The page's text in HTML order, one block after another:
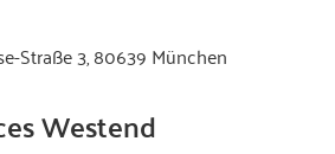
Straße 3, 80639 München
Westend